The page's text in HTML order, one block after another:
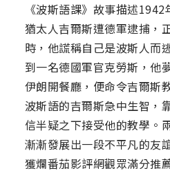
《波斯語課》故事描述
猶太人吉爾斯遭德軍逮捕，
時，他謊稱自己是波斯人而
到一名德國軍官克勞斯，他
伊朗開餐廳，便命令吉爾斯
波斯語的吉爾斯急中生智，
信半疑之下接受他的教學。
漸漸發展出一段不平凡的友
獲爛番茄影評網觀眾滿分推